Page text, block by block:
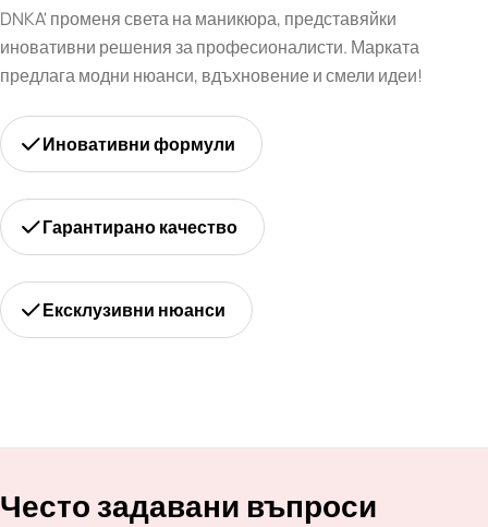
DNKA' променя света на маникюра, представяйки
иновативни решения за професионалисти. Марката
предлага модни нюанси, вдъхновение и смели идеи!
Иновативни формули
Гарантирано качество
Ексклузивни нюанси
Често задавани въпроси